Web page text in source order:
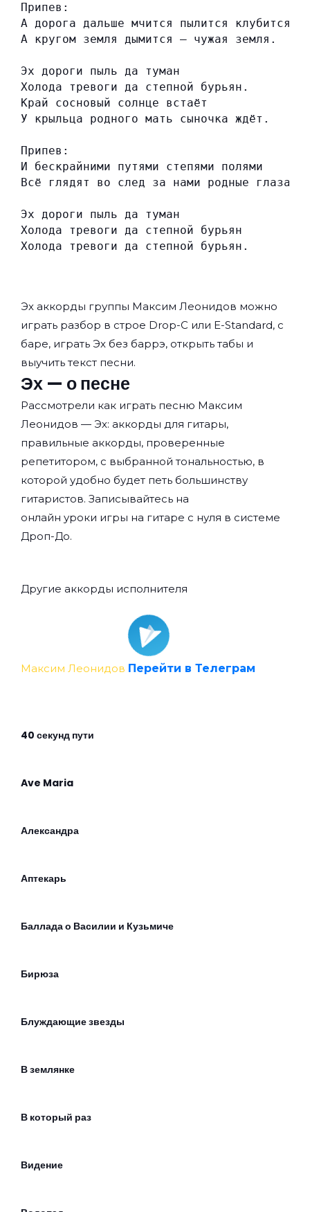
Припев:
А дорога дальше мчится пылится клубится
А кругом земля дымится — чужая земля.
Эх дороги пыль да туман
Холода тревоги да степной бурьян.
Край сосновый солнце встаёт
У крыльца родного мать сыночка ждёт.
Припев:
И бескрайними путями степями полями
Всё глядят во след за нами родные глаза.
Эх дороги пыль да туман
Холода тревоги да степной бурьян
Холода тревоги да степной бурьян.
Эх аккорды группы Максим Леонидов можно
играть разбор в строе Drop-C или E-Standard, с
баре, играть Эх без баррэ, открыть табы и
выучить текст песни.
Эх — о песне
Рассмотрели как играть песню Максим
Леонидов — Эх: аккорды для гитары,
правильные аккорды, проверенные
репетитором, с выбранной тональностью, в
которой удобно будет петь большинству
гитаристов. Записывайтесь на
онлайн уроки игры на гитаре с нуля в системе
Дроп-До.
Другие аккорды исполнителя
Максим Леонидов Перейти в Телеграм
40 секунд пути
Ave Maria
Александра
Аптекарь
Баллада о Василии и Кузьмиче
Бирюза
Блуждающие звезды
В землянке
В который раз
Видение